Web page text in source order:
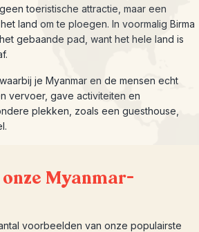
toeristische attractie, maar een
land om te ploegen. In voormalig Birma
gebaande pad, want het hele land is
je Myanmar en de mensen echt
vervoer, gave activiteiten en
plekken, zoals een guesthouse,
Myanmar-
voorbeelden van onze populairste